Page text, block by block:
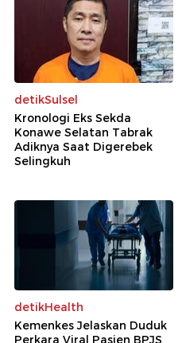
detikSulsel
Kronologi Eks Sekda
Konawe Selatan Tabrak
Adiknya Saat Digerebek
Selingkuh
detikHealth
Kemenkes Jelaskan Duduk
Perkara Viral Pasien BPJS